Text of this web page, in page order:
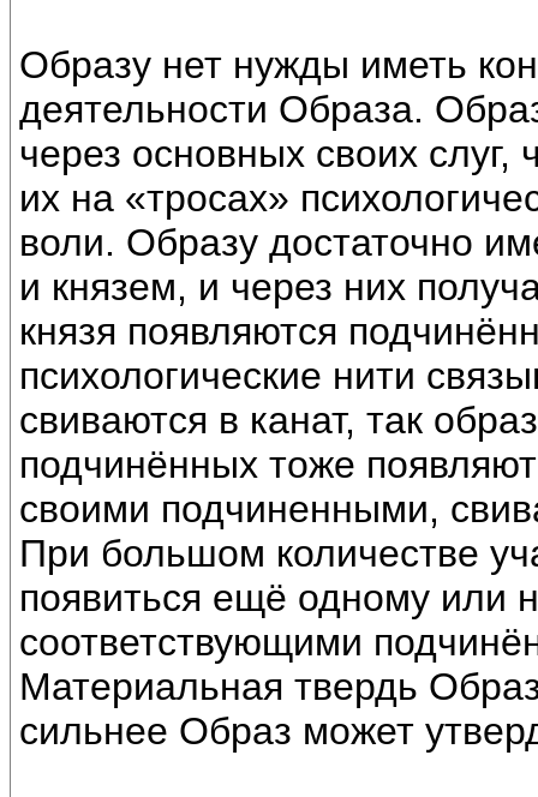
Образу нет нужды иметь
деятельности Образа.
через основных своих слуг,
их на «тросах»
воли. Образу достаточно
и князем, и через них
князя появляются
психологические нити
свиваются в канат, так
подчинённых тоже
своими подчиненными,
При большом количестве
появиться ещё одному или
соответствующими
Материальная твердь
сильнее Образ может